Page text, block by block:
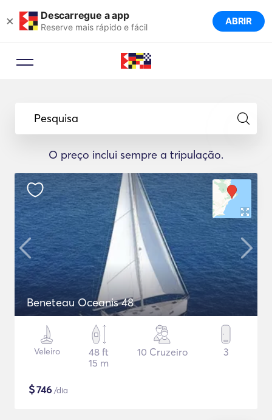
× Descarregue a app
Reserve mais rápido e fácil ABRIR
Pesquisa
O preço inclui sempre a tripulação.
Beneteau Oceanis 48
Veleiro
48 ft
15 m
10 Cruzeiro 3
$746 /dia